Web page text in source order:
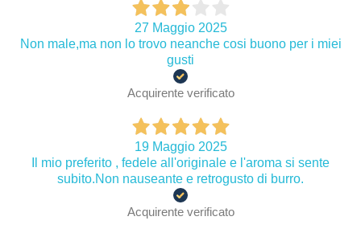
27 Maggio 2025
Non male,ma non lo trovo neanche cosi buono per i miei
gusti
Acquirente verificato
19 Maggio 2025
Il mio preferito , fedele all'originale e l'aroma si sente
subito.Non nauseante e retrogusto di burro.
Acquirente verificato